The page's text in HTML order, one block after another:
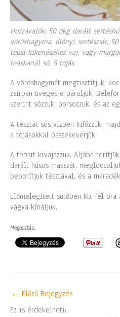
Hozzávalók: 50 dkg darált
vöröshagyma, diónyi sertészsír,
tepsi kikenéséhez vaj, vagy
teáskanál só, 5 tojás.
A vöröshagymát megtisztítjuk,
zsírban üvegesre pároljuk.
szerint sózzuk, borsozzuk, és az
A tésztát sós vízben kifőzzük,
a tojásokkal összekeverjük.
A tepsit kivajazzuk. Aljába
darált húsos masszát,
beborítjuk tésztával, és a
Előmelegített sütőben kb. fél óra
vágva kínáljuk.
Megosztás:
← Előző Bejegyzés
Ez is érdekelheti: